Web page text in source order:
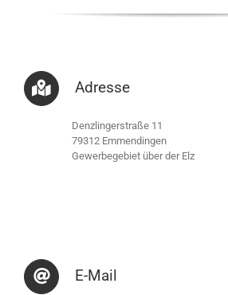
Adresse
Denzlingerstraße 11
79312 Emmendingen
Gewerbegebiet über der Elz
E-Mail